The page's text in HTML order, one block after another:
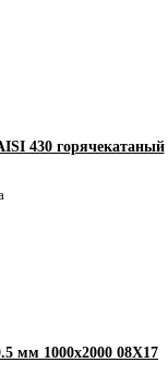
430 горячекатаный
мм 1000x2000 08Х17